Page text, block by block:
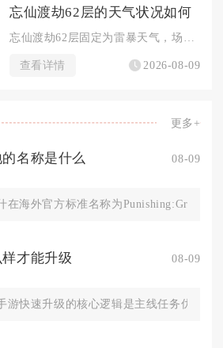
忘仙渡劫62层的天气状况如何
查看详情 2026-08-09
更多+
名称是什么 08-09
在海外官方标准名称为
才能升级 08-09
游快速升级的核心逻辑是主线任务优先